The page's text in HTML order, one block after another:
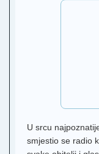
U srcu
smjestio se radio